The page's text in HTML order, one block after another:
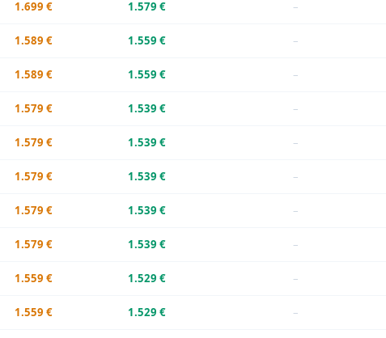
1.699 € 1.579 € –
1.589 € 1.559 € –
1.589 € 1.559 € –
1.579 € 1.539 € –
1.579 € 1.539 € –
1.579 € 1.539 € –
1.579 € 1.539 € –
1.579 € 1.539 € –
1.559 € 1.529 € –
1.559 € 1.529 € –